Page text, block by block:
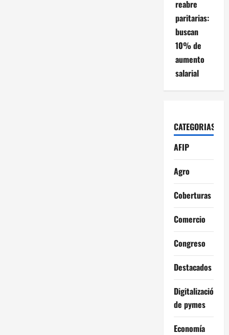
reabre
paritarias:
buscan
10% de
aumento
salarial
CATEGORIAS
AFIP
Agro
Coberturas
Comercio
Congreso
Destacados
Digitalización
de pymes
Economía